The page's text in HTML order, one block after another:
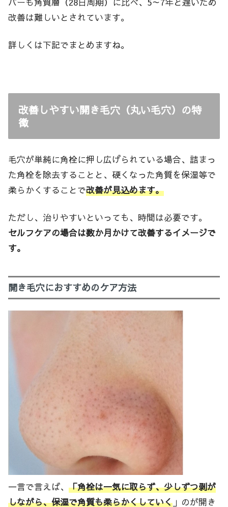
改善は難しいとされています。
詳しくは下記でまとめますね。
改善しやすい開き毛穴（丸い毛穴）の特
徴
毛穴が単純に角栓に押し広げられている場合、詰まっ
た角栓を除去することと、硬くなった角質を保湿等で
柔らかくすることで改善が見込めます。
ただし、治りやすいといっても、時間は必要です。
セルフケアの場合は数か月かけて改善するイメージで
す。
開き毛穴におすすめのケア方法
一言で言えば、 「角栓は一気に取らず、少しずつ剥が
しながら、保湿で角質も柔らかくしていく 」のが開き